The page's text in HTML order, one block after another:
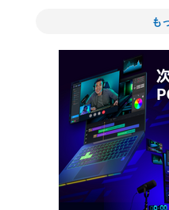
も